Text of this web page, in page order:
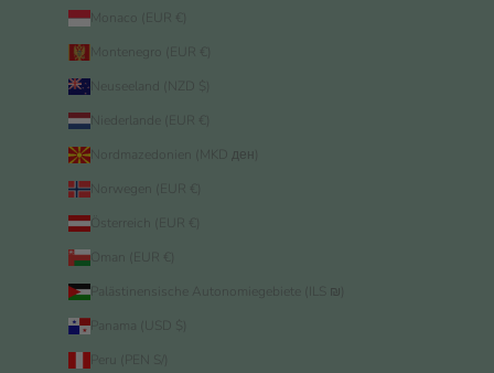
Monaco (EUR €)
Montenegro (EUR €)
Neuseeland (NZD $)
Niederlande (EUR €)
Nordmazedonien (MKD ден)
Norwegen (EUR €)
Österreich (EUR €)
Oman (EUR €)
Palästinensische Autonomiegebiete (ILS ₪)
Panama (USD $)
Peru (PEN S/)